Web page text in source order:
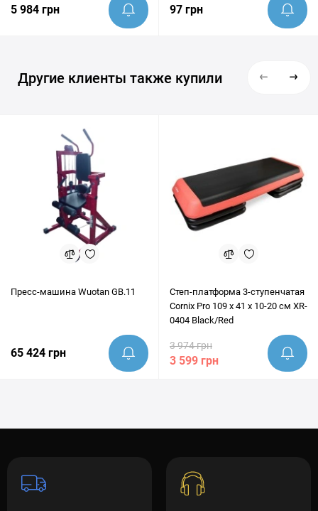
5 984 грн 97 грн
Другие клиенты также купили
Пресс-машина Wuotan GB.11
65 424 грн
Степ-платформа 3-ступенчатая
Cornix Pro 109 х 41 х 10-20 см XR-
0404 Black/Red
3 974 грн
3 599 грн